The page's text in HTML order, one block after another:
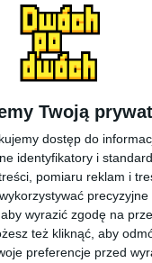
Twoją
dostęp do
identyfikatory i
pomiaru reklam i
wyrazić zgodę na
też kliknąć, aby
preferencje przed